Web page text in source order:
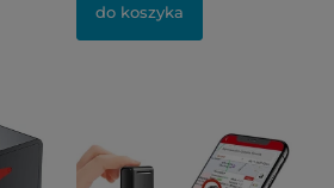
do koszyka